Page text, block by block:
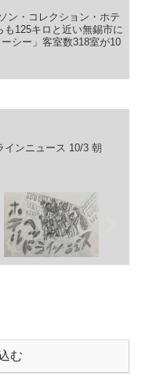
ン・コレクション・ホテ
125キロと近い無錫市に
シー」客室数318室が10
インニュース 10/3 朝
む